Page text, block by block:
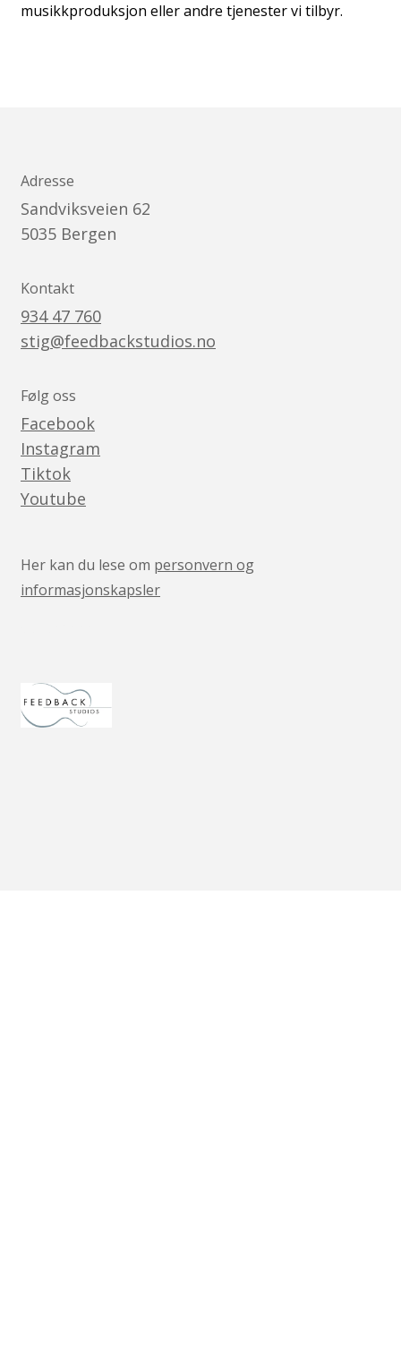
musikkproduksjon eller andre tjenester vi tilbyr.
Adresse
Sandviksveien 62
5035 Bergen
Kontakt
934 47 760
stig@feedbackstudios.no
Følg oss
Facebook
Instagram
Tiktok
Youtube
Her kan du lese om personvern og
informasjonskapsler